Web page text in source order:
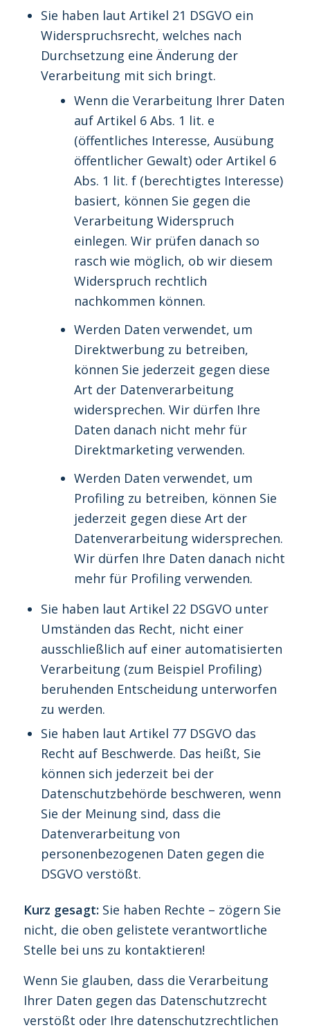
Sie haben laut Artikel 21 DSGVO ein
Widerspruchsrecht, welches nach
Durchsetzung eine Änderung der
Verarbeitung mit sich bringt.
Wenn die Verarbeitung Ihrer Daten
auf Artikel 6 Abs. 1 lit. e
(öffentliches Interesse, Ausübung
öffentlicher Gewalt) oder Artikel 6
Abs. 1 lit. f (berechtigtes Interesse)
basiert, können Sie gegen die
Verarbeitung Widerspruch
einlegen. Wir prüfen danach so
rasch wie möglich, ob wir diesem
Widerspruch rechtlich
nachkommen können.
Werden Daten verwendet, um
Direktwerbung zu betreiben,
können Sie jederzeit gegen diese
Art der Datenverarbeitung
widersprechen. Wir dürfen Ihre
Daten danach nicht mehr für
Direktmarketing verwenden.
Werden Daten verwendet, um
Profiling zu betreiben, können Sie
jederzeit gegen diese Art der
Datenverarbeitung widersprechen.
Wir dürfen Ihre Daten danach nicht
mehr für Profiling verwenden.
Sie haben laut Artikel 22 DSGVO unter
Umständen das Recht, nicht einer
ausschließlich auf einer automatisierten
Verarbeitung (zum Beispiel Profiling)
beruhenden Entscheidung unterworfen
zu werden.
Sie haben laut Artikel 77 DSGVO das
Recht auf Beschwerde. Das heißt, Sie
können sich jederzeit bei der
Datenschutzbehörde beschweren, wenn
Sie der Meinung sind, dass die
Datenverarbeitung von
personenbezogenen Daten gegen die
DSGVO verstößt.
Kurz gesagt: Sie haben Rechte – zögern Sie
nicht, die oben gelistete verantwortliche
Stelle bei uns zu kontaktieren!
Wenn Sie glauben, dass die Verarbeitung
Ihrer Daten gegen das Datenschutzrecht
verstößt oder Ihre datenschutzrechtlichen